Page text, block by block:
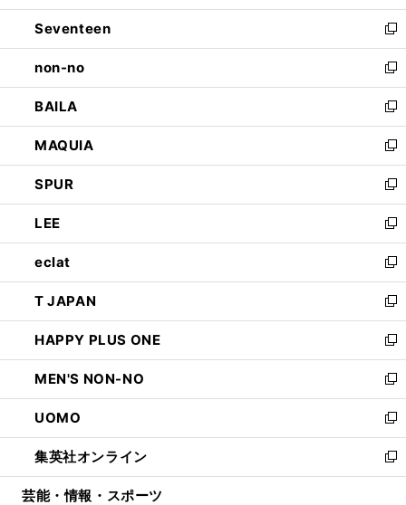
開
く
ウ
で
開
く
ン
ド
ウ
で
開
く
Seventeen
新
し
い
ウ
ィ
ン
ド
ウ
で
開
く
non-no
新
し
い
ウ
ィ
ン
ド
ウ
で
開
く
BAILA
新
し
い
ウ
ィ
ン
ド
ウ
で
開
く
MAQUIA
新
し
い
ウ
ィ
ン
ド
ウ
で
開
く
SPUR
新
し
い
ウ
ィ
ン
ド
ウ
で
開
く
LEE
新
し
い
ウ
ィ
ン
ド
ウ
で
開
く
eclat
新
し
い
ウ
ィ
ン
ド
ウ
で
開
く
T JAPAN
新
し
い
ウ
ィ
ン
ド
ウ
で
開
HAPPY PLUS ONE
新
し
い
ウ
ィ
ン
ド
ウ
MEN'S NON-NO
新
し
い
ウ
ィ
ン
UOMO
新
し
い
ウ
集英社オンライン
新
し
芸能・情報・スポーツ